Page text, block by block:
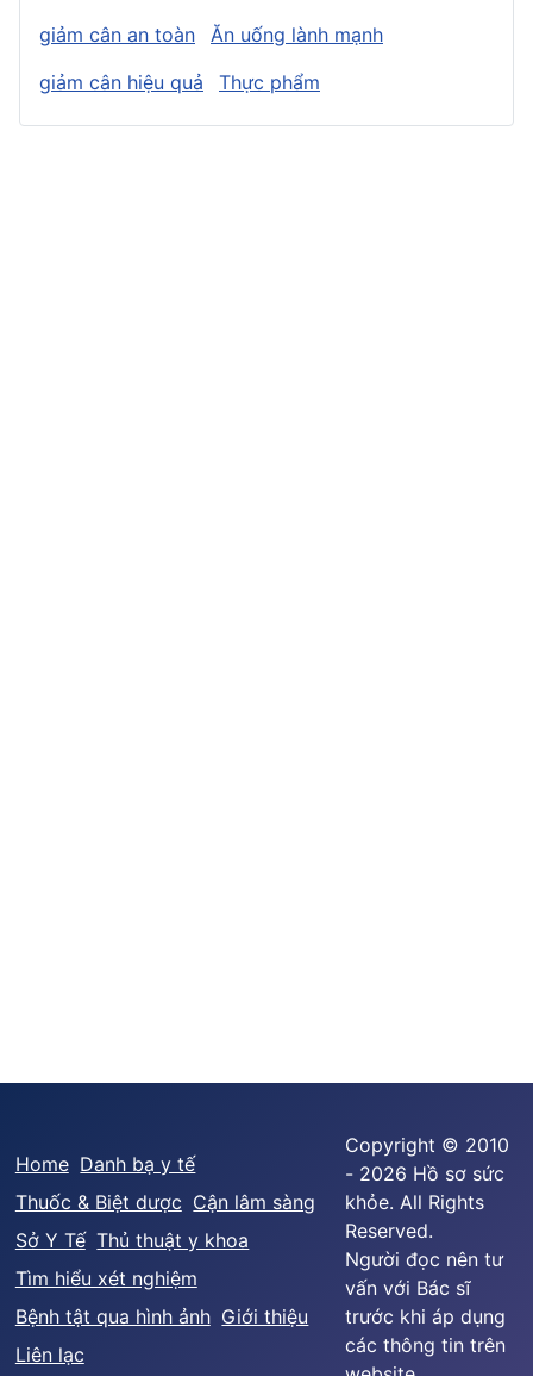
giảm cân an toàn
Ăn uống lành mạnh
giảm cân hiệu quả
Thực phẩm
Home Danh bạ y tế
Thuốc & Biệt dược Cận lâm sàng
Sở Y Tế Thủ thuật y khoa
Tìm hiểu xét nghiệm
Bệnh tật qua hình ảnh Giới thiệu
Liên lạc
Copyright © 2010
- 2026 Hồ sơ sức
khỏe. All Rights
Reserved.
Người đọc nên tư
vấn với Bác sĩ
trước khi áp dụng
các thông tin trên